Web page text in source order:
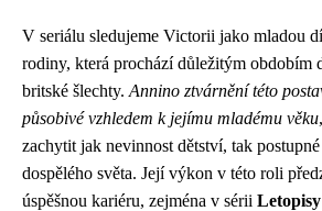
V seriálu sledujeme Victorii jako mladou
rodiny, která prochází důležitým obdobím
britské šlechty. Annino ztvárnění této
působivé vzhledem k jejímu mladému věku
zachytit jak nevinnost dětství, tak
dospělého světa. Její výkon v této roli
úspěšnou kariéru, zejména v sérii